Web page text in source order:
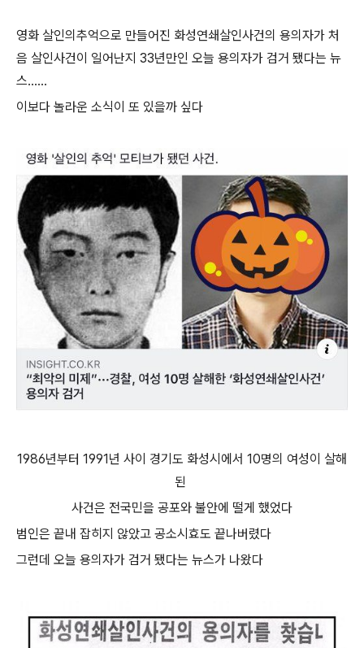
영화 살인의추억으로 만들어진 화성연쇄살인사건의 용의자가 처
음 살인사건이 일어난지 33년만인 오늘 용의자가 검거 됐다는 뉴
스......
이보다 놀라운 소식이 또 있을까 싶다
1986년부터 1991년 사이 경기도 화성시에서 10명의 여성이 살해
된
사건은 전국민을 공포와 불안에 떨게 했었다
범인은 끝내 잡히지 않았고 공소시효도 끝나버렸다
그런데 오늘 용의자가 검거 됐다는 뉴스가 나왔다